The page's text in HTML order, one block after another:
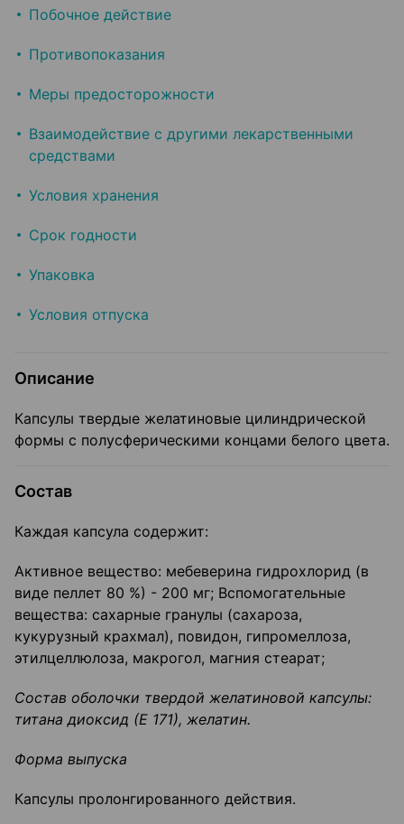
Побочное действие
Противопоказания
Меры предосторожности
Взаимодействие с другими лекарственными
средствами
Условия хранения
Срок годности
Упаковка
Условия отпуска
Описание
Капсулы твердые желатиновые цилиндрической
формы с полусферическими концами белого цвета.
Состав
Каждая капсула содержит:
Активное вещество: мебеверина гидрохлорид (в
виде пеллет 80 %) - 200 мг; Вспомогательные
вещества: сахарные гранулы (сахароза,
кукурузный крахмал), повидон, гипромеллоза,
этилцеллюлоза, макрогол, магния стеарат;
Состав оболочки твердой желатиновой капсулы:
титана диоксид (Е 171), желатин.
Форма выпуска
Капсулы пролонгированного действия.